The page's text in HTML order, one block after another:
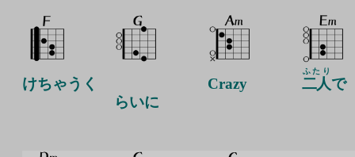
けちゃうく
らいに
Crazy 二人
ふたり
で